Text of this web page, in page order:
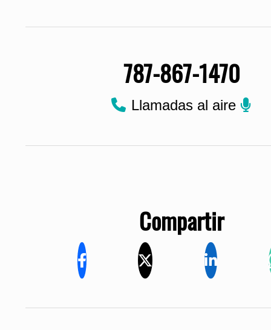
787-867-1470
Llamadas al aire
Compartir